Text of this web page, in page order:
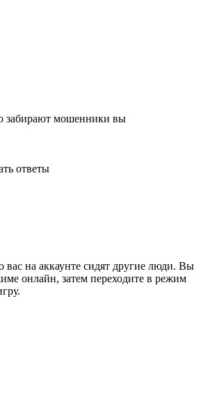
забирают мошенники вы
ответы
вас на аккаунте сидят другие люди. Вы
онлайн, затем переходите в режим